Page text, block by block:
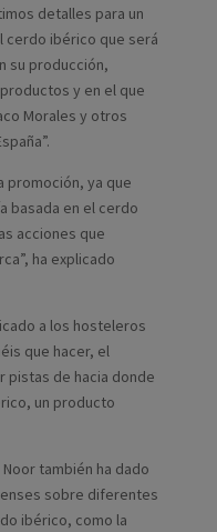
detalles para un
cerdo ibérico que será
su producción,
y en el que
Morales y otros
promoción, ya que
basada en el cerdo
acciones que
ha explicado
a los hosteleros
que hacer, el
pistas de hacia donde
un producto
también ha dado
sobre diferentes
ibérico, como la